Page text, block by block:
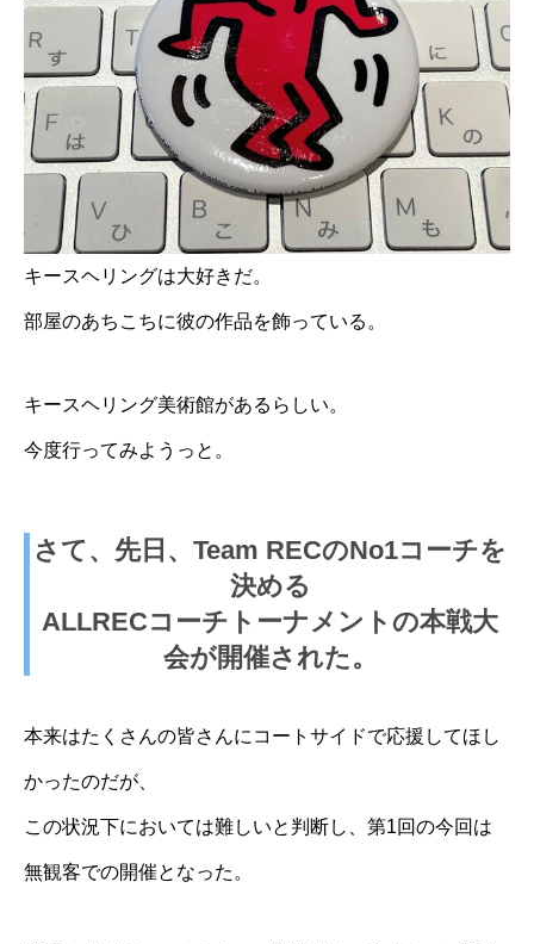
キースヘリングは大好きだ。
部屋のあちこちに彼の作品を飾っている。
キースヘリング美術館があるらしい。
今度行ってみようっと。
さて、先日、Team RECのNo1コーチを
決める
ALLRECコーチトーナメントの本戦大
会が開催された。
本来はたくさんの皆さんにコートサイドで応援してほし
かったのだが、
この状況下においては難しいと判断し、第1回の今回は
無観客での開催となった。